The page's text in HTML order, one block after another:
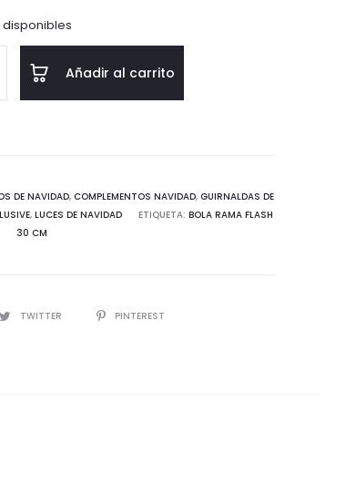
disponibles
Añadir al carrito
DE NAVIDAD, COMPLEMENTOS NAVIDAD, GUIRNALDAS DE
, LUCES DE NAVIDAD ETIQUETA: BOLA RAMA FLASH
30 CM
TWITTER PINTEREST